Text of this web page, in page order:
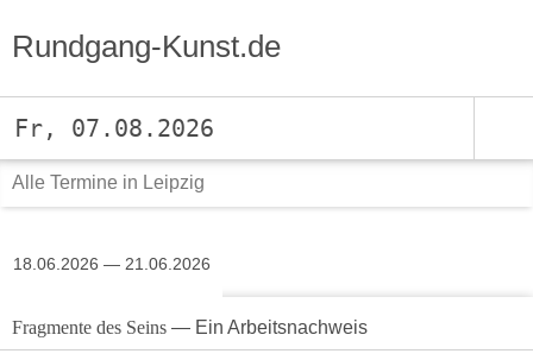
Rundgang-Kunst.de
Fr, 07.08.2026
Alle Termine in Leipzig
18.06.2026 — 21.06.2026
Fragmente des Seins— Ein Arbeitsnachweis